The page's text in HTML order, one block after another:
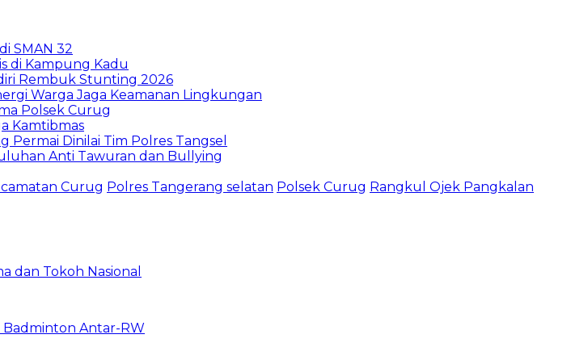
SMAN 32
di Kampung Kadu
Rembuk Stunting 2026
Warga Jaga Keamanan Lingkungan
Polsek Curug
Kamtibmas
Permai Dinilai Tim Polres Tangsel
Anti Tawuran dan Bullying
Curug Polres Tangerang selatan Polsek Curug Rangkul Ojek Pangkalan
dan Tokoh Nasional
Badminton Antar-RW